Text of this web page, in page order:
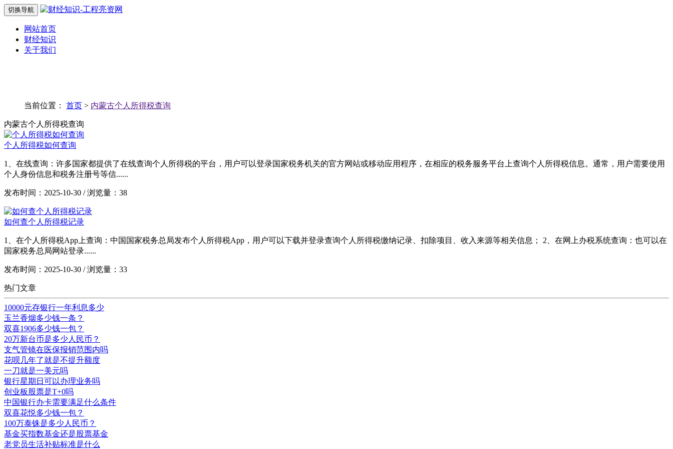
切换导航
网站首页
财经知识
关于我们
当前位置： 首页 > 内蒙古个人所得税查询
内蒙古个人所得税查询
个人所得税如何查询
1、在线查询：许多国家都提供了在线查询个人所得税的平台，用户可以登录国家税务机关的官方网站或移动应用程序，在相应的税务服务平台上查询个人所得税信息。通常，用户需要使用
个人身份信息和税务注册号等信......
发布时间：2025-10-30 / 浏览量：38
如何查个人所得税记录
1、在个人所得税App上查询：中国国家税务总局发布个人所得税App，用户可以下载并登录查询个人所得税缴纳记录、扣除项目、收入来源等相关信息； 2、在网上办税系统查询：也可以在
国家税务总局网站登录......
发布时间：2025-10-30 / 浏览量：33
热门文章
10000元存银行一年利息多少
玉兰香烟多少钱一条？
双喜1906多少钱一包？
20万新台币是多少人民币？
支气管镜在医保报销范围内吗
花呗几年了就是不提升额度
一刀就是一美元吗
银行星期日可以办理业务吗
创业板股票是T+0吗
中国银行办卡需要满足什么条件
双喜花悦多少钱一包？
100万泰铢是多少人民币？
基金买指数基金还是股票基金
老党员生活补贴标准是什么